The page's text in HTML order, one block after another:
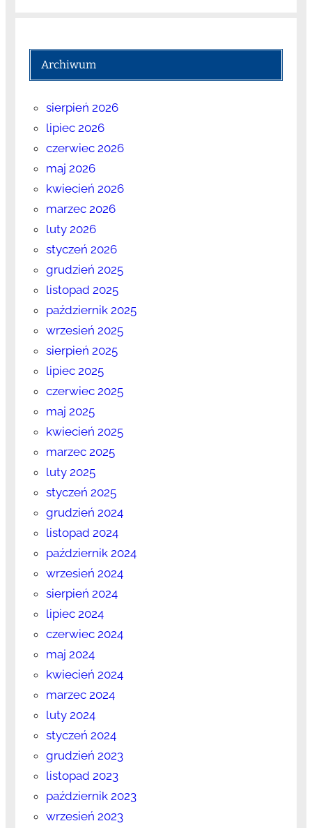
Archiwum
sierpień 2026
lipiec 2026
czerwiec 2026
maj 2026
kwiecień 2026
marzec 2026
luty 2026
styczeń 2026
grudzień 2025
listopad 2025
październik 2025
wrzesień 2025
sierpień 2025
lipiec 2025
czerwiec 2025
maj 2025
kwiecień 2025
marzec 2025
luty 2025
styczeń 2025
grudzień 2024
listopad 2024
październik 2024
wrzesień 2024
sierpień 2024
lipiec 2024
czerwiec 2024
maj 2024
kwiecień 2024
marzec 2024
luty 2024
styczeń 2024
grudzień 2023
listopad 2023
październik 2023
wrzesień 2023